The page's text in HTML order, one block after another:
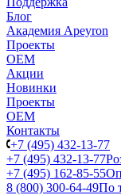
Блог
Академия Apeyron
Проекты
ОЕМ
Акции
Новинки
Проекты
ОЕМ
Контакты
+7 (495) 432-13-77
+7 (495) 432-13-77
+7 (495) 162-85-55
8 (800) 300-64-49По